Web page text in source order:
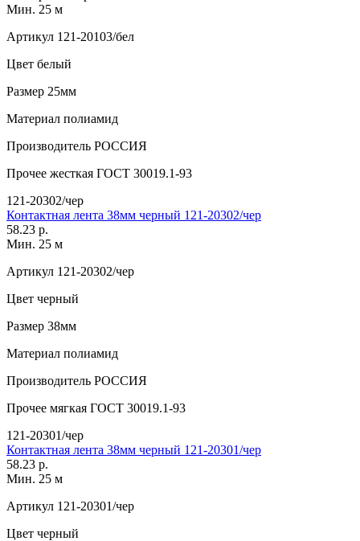
Мин. 25 м
Артикул 121-20103/бел
Цвет белый
Размер 25мм
Материал полиамид
Производитель РОССИЯ
Прочее жесткая ГОСТ 30019.1-93
121-20302/чер
Контактная лента 38мм черный 121-20302/чер
58.23 р.
Мин. 25 м
Артикул 121-20302/чер
Цвет черный
Размер 38мм
Материал полиамид
Производитель РОССИЯ
Прочее мягкая ГОСТ 30019.1-93
121-20301/чер
Контактная лента 38мм черный 121-20301/чер
58.23 р.
Мин. 25 м
Артикул 121-20301/чер
Цвет черный